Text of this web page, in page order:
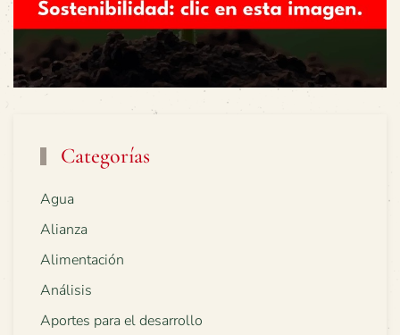
Categorías
Agua
Alianza
Alimentación
Análisis
Aportes para el desarrollo